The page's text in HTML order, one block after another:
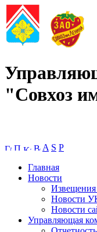
"Совхоз
A S P
Главная
Новости
Извещения
Новости
Новости
Управляющая